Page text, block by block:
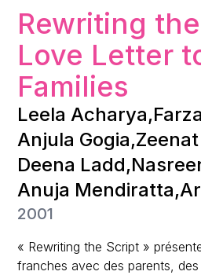
Rewriting
Love Letter
Families
Leela Acharya,
Anjula Gogia,
Deena Ladd,
Anuja Mendiratta,
2001
« Rewriting the Script »
franches avec des parents,